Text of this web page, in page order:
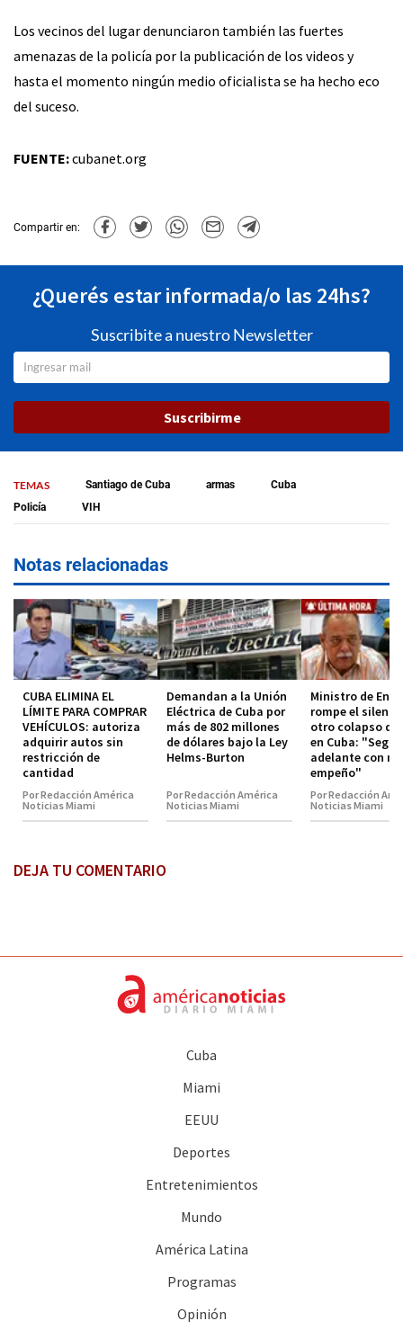
Los vecinos del lugar denunciaron también las fuertes
amenazas de la policía por la publicación de los videos y
hasta el momento ningún medio oficialista se ha hecho eco
del suceso.
FUENTE:cubanet.org
Compartir en:
¿Querés estar informada/o las 24hs?
Suscribite a nuestro Newsletter
Suscribirme
TEMAS Santiago de Cuba armas
Cuba
Policía
VIH
Notas relacionadas
CUBA ELIMINA EL
LÍMITE PARA COMPRAR
VEHÍCULOS: autoriza
adquirir autos sin
restricción de
cantidad
Por Redacción América
Noticias Miami
Demandan a la Unión
Eléctrica de Cuba por
más de 802 millones
de dólares bajo la Ley
Helms-Burton
Por Redacción América
Noticias Miami
Ministro de
rompe el
otro colapso del
en Cuba:
adelante con
empeño"
Por Redacción
Noticias Miami
DEJA TU COMENTARIO
Cuba
Miami
EEUU
Deportes
Entretenimientos
Mundo
América Latina
Programas
Opinión